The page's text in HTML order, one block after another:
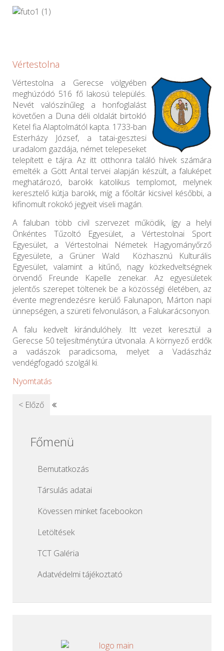
Vértestolna
Vértestolna a Gerecse völgyében
meghúzódó 516 fő lakosú település.
Nevét valószínűleg a honfoglalást
követően a Duna déli oldalát birtokló
Ketel fia Alaptolmától kapta. 1733-ban
Esterházy József, a tatai-gesztesi
uradalom gazdája, német telepeseket
telepített e tájra. Az itt otthonra találó hívek számára
emelték a Gött Antal tervei alapján készült, a faluképet
meghatározó, barokk katolikus templomot, melynek
keresztelő kútja barokk, míg a főoltár kicsivel későbbi, a
kifinomult rokokó jegyeit viseli magán.
A faluban több civil szervezet működik, így a helyi
Önkéntes Tűzoltó Egyesület, a Vértestolnai Sport
Egyesület, a Vértestolnai Németek Hagyományőrző
Egyesülete, a Grüner Wald Közhasznú Kulturális
Egyesület, valamint a kitűnő, nagy közkedveltségnek
örvendő Freunde Kapelle zenekar. Az egyesületek
jelentős szerepet töltenek be a közösségi életében, az
évente megrendezésre kerülő Falunapon, Márton napi
ünnepségen, a szüreti felvonuláson, a Falukarácsonyon.
A falu kedvelt kirándulóhely. Itt vezet keresztül a
Gerecse 50 teljesítménytúra útvonala. A környező erdők
a vadászok paradicsoma, melyet a Vadászház
vendégfogadó szolgál ki.
Nyomtatás
< Előző
Főmenü
Bemutatkozás
Társulás adatai
Kövessen minket facebookon
Letöltések
TCT Galéria
Adatvédelmi tájékoztató